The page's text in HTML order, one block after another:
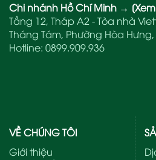
Chi nhánh Hồ Chí Minh →
Tầng 12, Tháp A2 - Tòa nhà
Tháng Tám, Phường Hòa Hưng,
Hotline: 0899.909.936
VỀ CHÚNG TÔI
Giới thiệu